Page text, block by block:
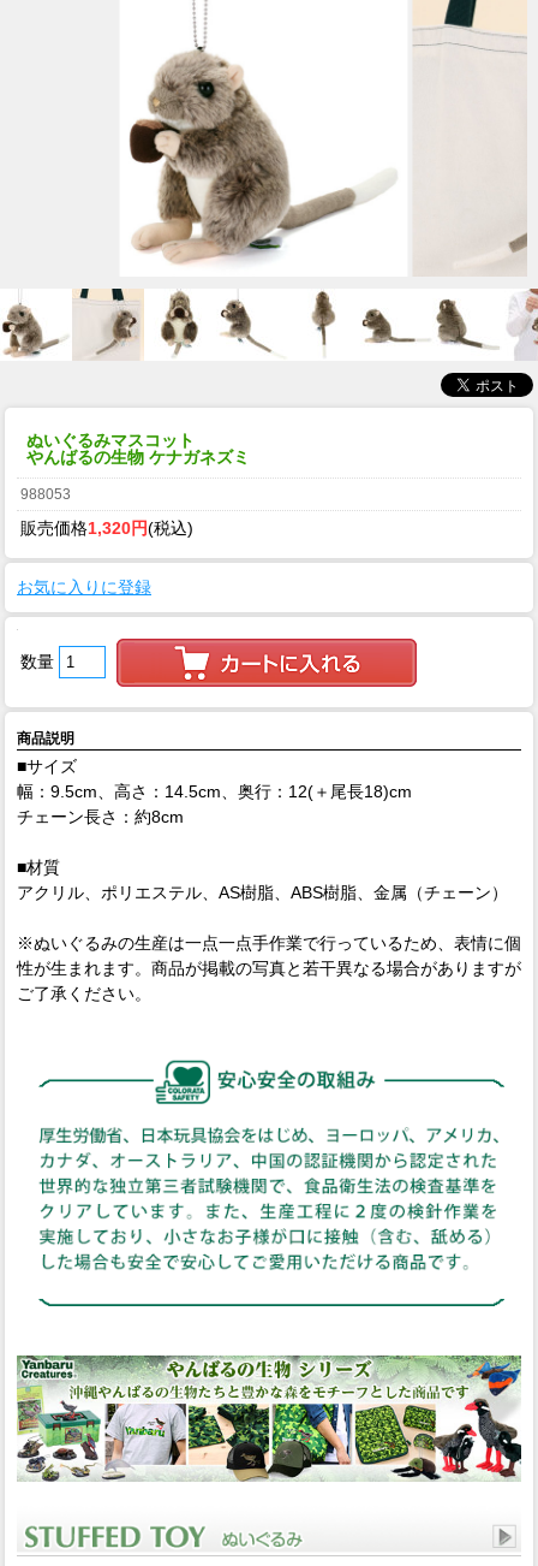
ぬいぐるみマスコット
やんばるの生物 ケナガネズミ
988053
販売価格1,320円(税込)
お気に入りに登録
数量
商品説明
■サイズ
幅：9.5cm、高さ：14.5cm、奥行：12(＋尾長18)cm
チェーン長さ：約8cm
■材質
アクリル、ポリエステル、AS樹脂、ABS樹脂、金属（チェーン）
※ぬいぐるみの生産は一点一点手作業で行っているため、表情に個
性が生まれます。商品が掲載の写真と若干異なる場合がありますが
ご了承ください。